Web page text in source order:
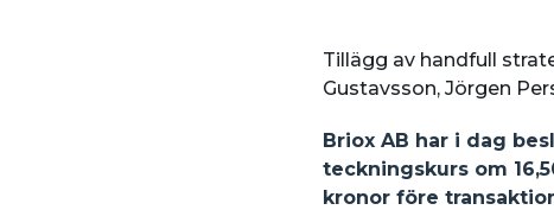
Tillägg av handfull
Gustavsson, Jörgen
Briox AB har i dag
teckningskurs om
kronor före